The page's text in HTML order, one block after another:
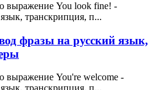
выражение You look fine! -
транскрипция, п...
фразы на русский язык,
выражение You're welcome -